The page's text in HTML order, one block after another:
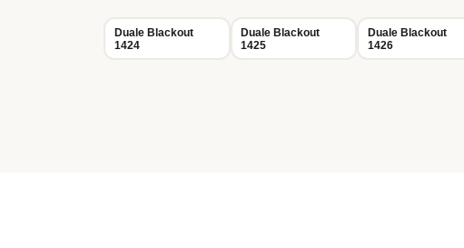
Duale Blackout
1424
Duale Blackout
1425
Duale Blackout
1426